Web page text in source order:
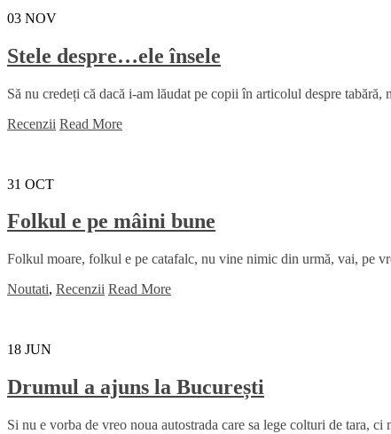
03 NOV
Stele despre…ele însele
Să nu credeți că dacă i-am lăudat pe copii în articolul despre
Recenzii Read More
31 OCT
Folkul e pe mâini bune
Folkul moare, folkul e pe catafalc, nu vine nimic din urmă, vai, pe
Noutati, Recenzii Read More
18 JUN
Drumul a ajuns la București
Si nu e vorba de vreo noua autostrada care sa lege colturi de tara,